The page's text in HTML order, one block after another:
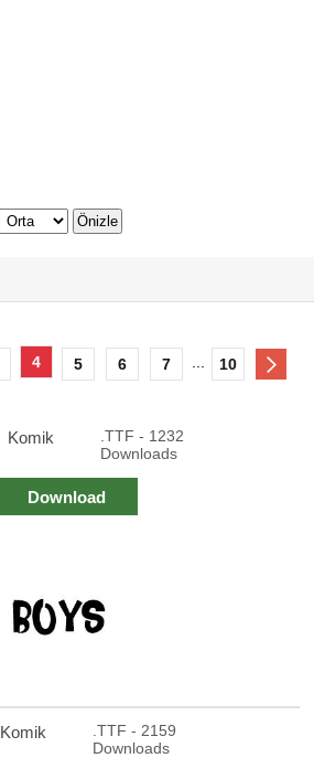
4 5 6 7 10
Komik
.TTF - 1232
Downloads
Download
Komik
.TTF - 2159
Downloads